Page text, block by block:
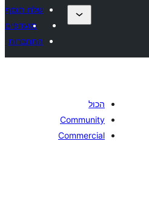
שלח תוסף
מועדפים
התחברות
הכול
Community
Commercial